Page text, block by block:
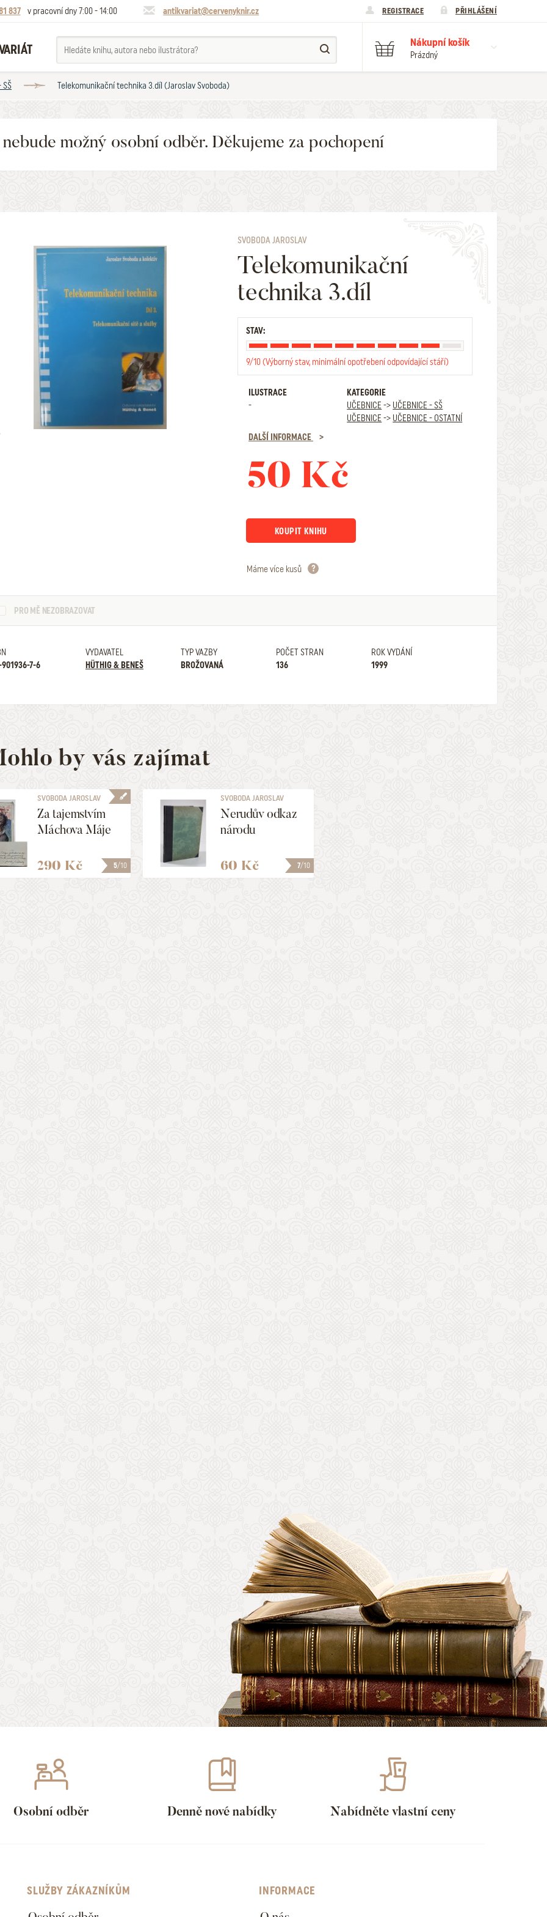
837 v pracovní dny 7:00 - 14:00 antikvariat@cervenyknir.cz REGISTRACE PŘIHLÁŠENÍ
Nákupní košík
Prázdný
SŠ Telekomunikační technika 3.díl (Jaroslav Svoboda)
možný osobní odběr. Děkujeme za pochopení
SVOBODA JAROSLAV
Telekomunikační
technika 3.díl
STAV:
9/10 (Výborný stav, minimální opotřebení odpovídající stáří)
ILUSTRACE
-
KATEGORIE
UČEBNICE -> UČEBNICE - SŠ
UČEBNICE -> UČEBNICE - OSTATNÍ
DALŠÍ INFORMACE
50 Kč
KOUPIT KNIHU
Máme více kusů
PRO MĚ NEZOBRAZOVAT
7-6
VYDAVATEL
HÜTHIG & BENEŠ
TYP VAZBY
BROŽOVANÁ
POČET STRAN
136
ROK VYDÁNÍ
1999
by vás zajímat
5/10
SVOBODA JAROSLAV
Za tajemstvím
Máchova Máje
290 Kč 7/10
SVOBODA JAROSLAV
Nerudův odkaz
národu
60 Kč
Osobní odběr Denně nové nabídky Nabídněte vlastní ceny
SLUŽBY ZÁKAZNÍKŮM INFORMACE